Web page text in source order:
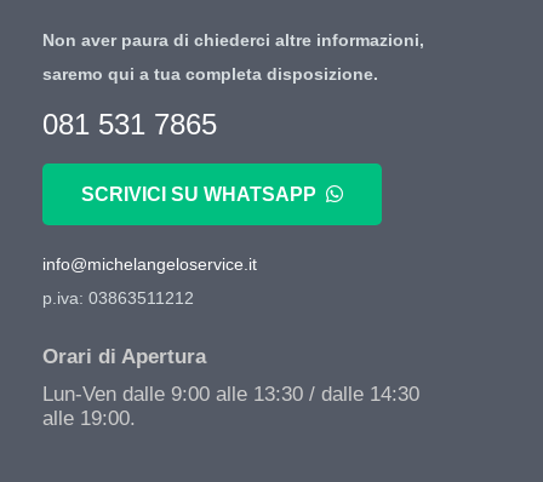
Non aver paura di chiederci altre informazioni,
saremo qui a tua completa disposizione.
081 531 7865
SCRIVICI SU WHATSAPP
info@michelangeloservice.it
p.iva: 03863511212
Orari di Apertura
Lun-Ven dalle 9:00 alle 13:30 / dalle 14:30
alle 19:00.